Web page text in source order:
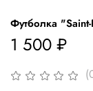
Футболка
1 500 ₽